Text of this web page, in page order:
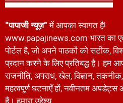
“पापाजी न्यूज़” में आपका स्वागत है!
www.papajinews.com भारत का
पोर्टल है, जो अपने पाठकों को सटीक,
प्रदान करने के लिए प्रतिबद्ध है। हम
राजनीति, अपराध, खेल, विज्ञान,
महत्वपूर्ण घटनाएँ हों, नवीनतम अपडेट्स
हैं। हमारा उद्देश्य